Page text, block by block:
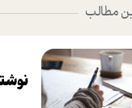
مطالب